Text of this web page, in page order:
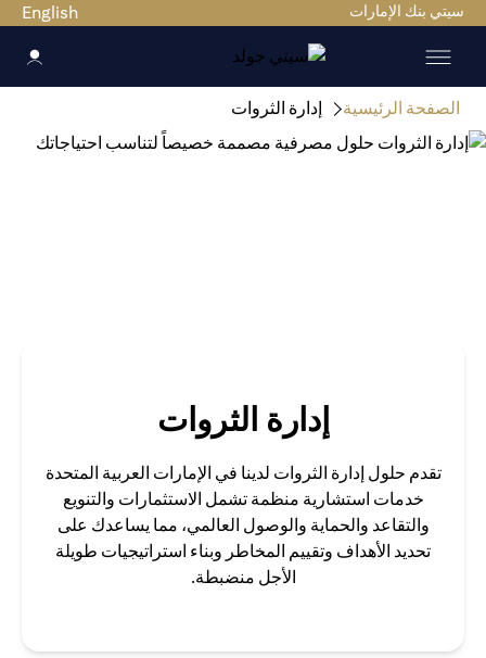
بنك الإمارات English
الرئيسية إدارة الثروات
إدارة الثروات
تقدم حلول إدارة الثروات لدينا في الإمارات العربية المتحدة
خدمات استشارية منظمة تشمل الاستثمارات والتنويع
والتقاعد والحماية والوصول العالمي، مما يساعدك على
تحديد الأهداف وتقييم المخاطر وبناء استراتيجيات طويلة
الأجل منضبطة.